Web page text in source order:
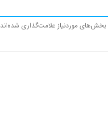
بخش‌های موردنیاز علامت‌گذاری شده‌اند